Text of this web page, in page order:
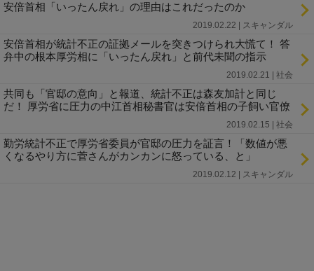
安倍首相「いったん戻れ」の理由はこれだったのか
2019.02.22 | スキャンダル
安倍首相が統計不正の証拠メールを突きつけられ大慌て！ 答
弁中の根本厚労相に「いったん戻れ」と前代未聞の指示
2019.02.21 | 社会
共同も「官邸の意向」と報道、統計不正は森友加計と同じ
だ！ 厚労省に圧力の中江首相秘書官は安倍首相の子飼い官僚
2019.02.15 | 社会
勤労統計不正で厚労省委員が官邸の圧力を証言！「数値が悪
くなるやり方に菅さんがカンカンに怒っている、と」
2019.02.12 | スキャンダル